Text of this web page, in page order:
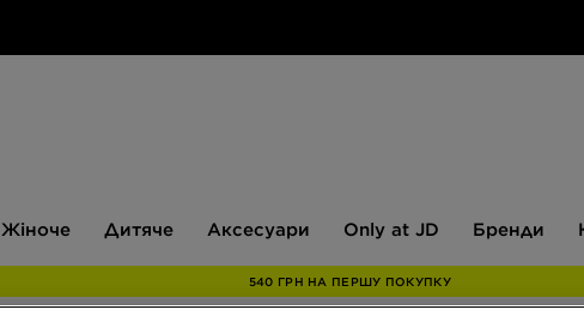
Жіноче Дитяче Аксесуари
JD
Only at JD Бренди
540 ГРН НА ПЕРШУ ПОКУПКУ